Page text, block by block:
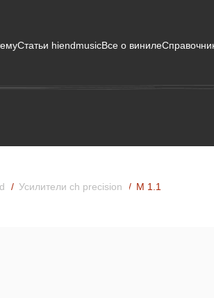
Статьи hiendmusicВсе о виниле
Усилители ch precision М 1.1